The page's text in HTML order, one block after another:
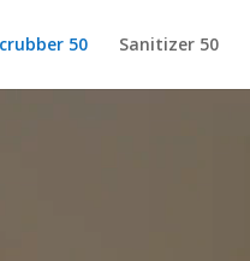
50 Sanitizer 50